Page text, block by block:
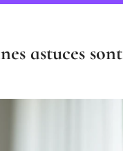
astuces sont